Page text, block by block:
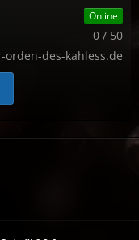
Online
0 / 50
orden-des-kahless.de